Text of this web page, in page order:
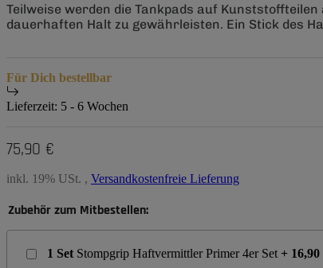
Teilweise werden die Tankpads auf
dauerhaften Halt zu gewährleisten. Ein Stick des
Für Dich bestellbar
Lieferzeit: 5 - 6 Wochen
75,90 €
inkl. 19% USt. , Versandkostenfreie Lieferung
Zubehör zum Mitbestellen:
1 Set Stompgrip Haftvermittler Primer 4er Set + 16,90